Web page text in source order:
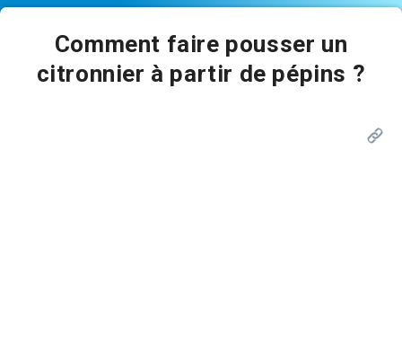
Comment faire pousser un
citronnier à partir de pépins ?